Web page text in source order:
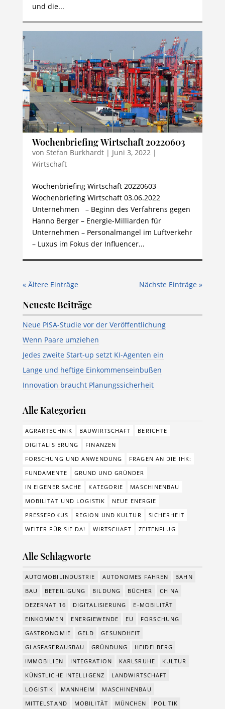
und die...
Wochenbriefing Wirtschaft 20220603
von Stefan Burkhardt| Juni 3, 2022|
Wirtschaft
Wochenbriefing Wirtschaft 20220603
Wochenbriefing Wirtschaft 03.06.2022
Unternehmen – Beginn des Verfahrens gegen
Hanno Berger – Energie-Milliarden für
Unternehmen – Personalmangel im Luftverkehr
– Luxus im Fokus der Influencer...
« Ältere Einträge Nächste Einträge »
Neueste Beiträge
Neue PISA-Studie vor der Veröffentlichung
Wenn Paare umziehen
Jedes zweite Start-up setzt KI-Agenten ein
Lange und heftige Einkommenseinbußen
Innovation braucht Planungssicherheit
Alle Kategorien
AGRARTECHNIK BAUWIRTSCHAFT
BERICHTE
DIGITALISIERUNG
FINANZEN
FORSCHUNG UND ANWENDUNG
FRAGEN AN DIE IHK:
FUNDAMENTE
GRUND UND GRÜNDER
IN EIGENER SACHE
KATEGORIE
MASCHINENBAU
MOBILITÄT UND LOGISTIK
NEUE ENERGIE
PRESSEFOKUS
REGION UND KULTUR
SICHERHEIT
WEITER FÜR SIE DA!
WIRTSCHAFT ZEITENFLUG
Alle Schlagworte
AUTOMOBILINDUSTRIE AUTONOMES FAHREN
BAHN
BAU
BETEILIGUNG BILDUNG BÜCHER
CHINA
DEZERNAT 16
DIGITALISIERUNG
E-MOBILITÄT
EINKOMMEN
ENERGIEWENDE EU
FORSCHUNG
GASTRONOMIE
GELD
GESUNDHEIT
GLASFASERAUSBAU
GRÜNDUNG
HEIDELBERG
IMMOBILIEN
INTEGRATION KARLSRUHE
KULTUR
KÜNSTLICHE INTELLIGENZ
LANDWIRTSCHAFT
LOGISTIK
MANNHEIM
MASCHINENBAU
MITTELSTAND
MOBILITÄT MÜNCHEN POLITIK